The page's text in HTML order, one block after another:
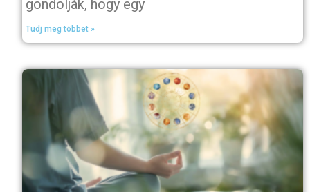
gondolják, hogy egy
Tudj meg többet »